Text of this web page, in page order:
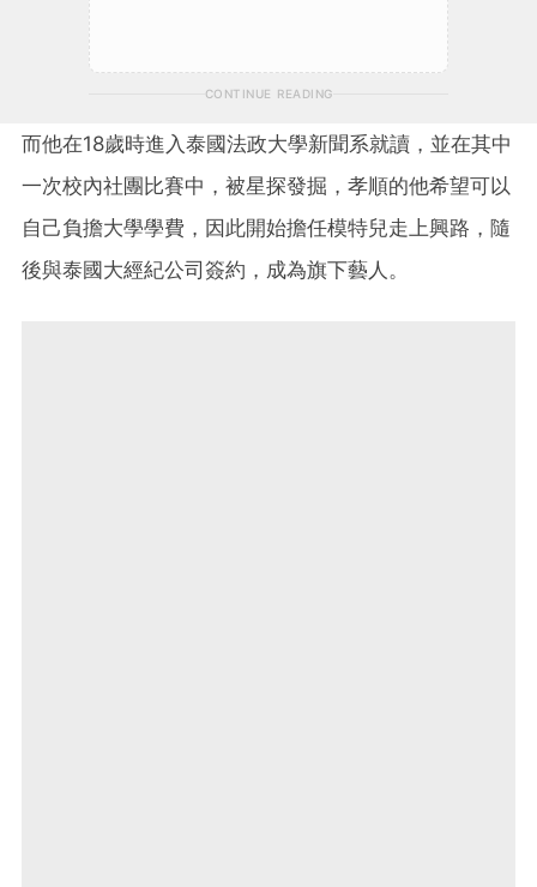
CONTINUE READING
而他在18歲時進入泰國法政大學新聞系就讀，並在其中
一次校內社團比賽中，被星探發掘，孝順的他希望可以
自己負擔大學學費，因此開始擔任模特兒走上興路，隨
後與泰國大經紀公司簽約，成為旗下藝人。